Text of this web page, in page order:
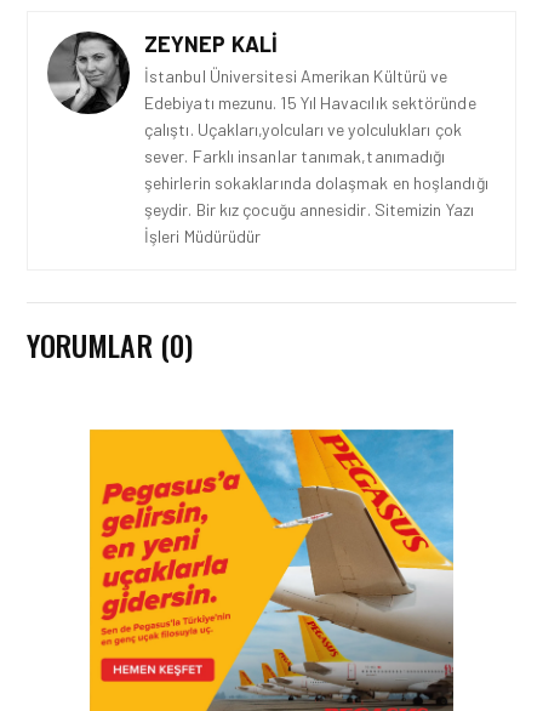
ZEYNEP KALI
İstanbul Üniversitesi Amerikan Kültürü ve
Edebiyatı mezunu. 15 Yıl Havacılık sektöründe
çalıştı. Uçakları,yolcuları ve yolculukları çok
sever. Farklı insanlar tanımak,tanımadığı
şehirlerin sokaklarında dolaşmak en hoşlandığı
şeydir. Bir kız çocuğu annesidir. Sitemizin Yazı
İşleri Müdürüdür
YORUMLAR (0)
KARGO • 05 AĞU 2026
KARGO GELIRLERINDEKI
‘LÜK BÜYÜMENIN TEMEL
SEBEPLERI NELERDIR?
KARGO • 26 TEM 2026
HONG KONG VE ÇIN’DEN
AVRUPA’YA HAVA
KARGODA SERT DÜŞÜŞ